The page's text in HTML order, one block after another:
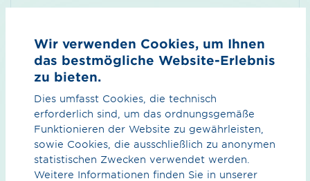
Nachricht*
Wir verwenden Cookies, um Ihnen
das bestmögliche Website-Erlebnis
zu bieten.
Dies umfasst Cookies, die technisch
erforderlich sind, um das ordnungsgemäße
Funktionieren der Website zu gewährleisten,
sowie Cookies, die ausschließlich zu anonymen
statistischen Zwecken verwendet werden.
Weitere Informationen finden Sie in unserer